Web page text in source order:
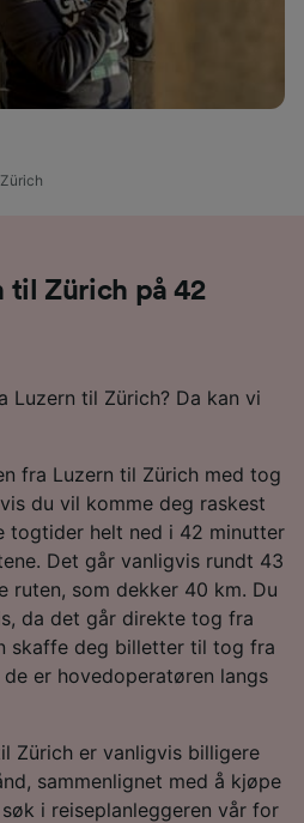
til Zürich på 42
Luzern til Zürich? Da kan vi
fra Luzern til Zürich med tog
du vil komme deg raskest
togtider helt ned i 42 minutter
Det går vanligvis rundt 43
ruten, som dekker 40 km. Du
da det går direkte tog fra
skaffe deg billetter til tog fra
de er hovedoperatøren langs
Zürich er vanligvis billigere
sammenlignet med å kjøpe
i reiseplanleggeren vår for